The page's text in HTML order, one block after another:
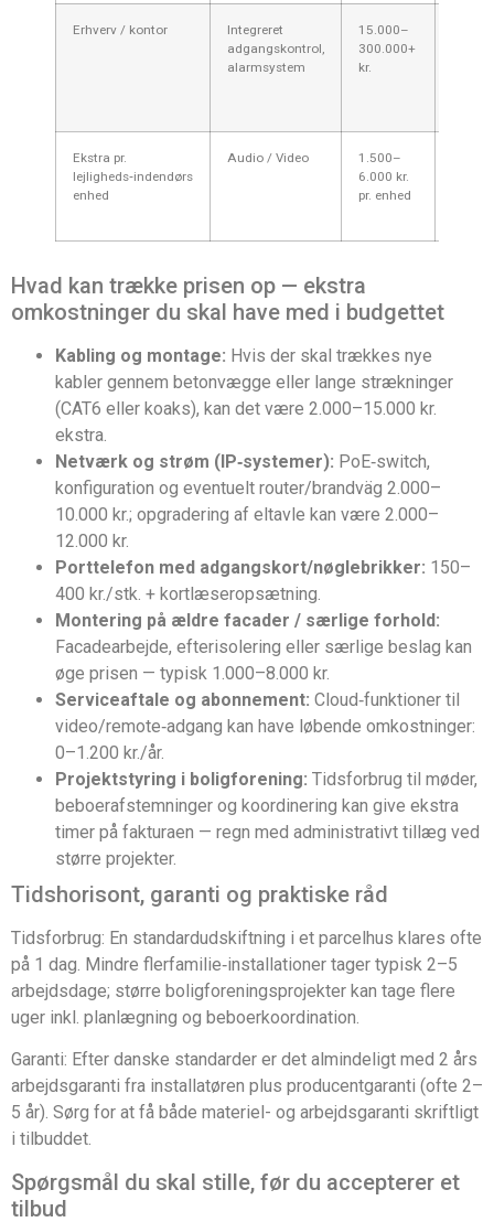
Erhverv / kontor
Integreret
adgangskontrol,
alarmsystem
15.000–
300.000+
kr.
Ekstra pr.
lejligheds‑indendørs
enhed
Audio / Video
1.500–
6.000 kr.
pr. enhed
Hvad kan trække prisen op — ekstra
omkostninger du skal have med i budgettet
Kabling og montage: Hvis der skal trækkes nye
kabler gennem betonvægge eller lange strækninger
(CAT6 eller koaks), kan det være 2.000–15.000 kr.
ekstra.
Netværk og strøm (IP‑systemer): PoE‑switch,
konfiguration og eventuelt router/brandväg 2.000–
10.000 kr.; opgradering af eltavle kan være 2.000–
12.000 kr.
Porttelefon med adgangskort/nøglebrikker: 150–
400 kr./stk. + kortlæseropsætning.
Montering på ældre facader / særlige forhold:
Facadearbejde, efterisolering eller særlige beslag kan
øge prisen — typisk 1.000–8.000 kr.
Serviceaftale og abonnement: Cloud‑funktioner til
video/remote‑adgang kan have løbende omkostninger:
0–1.200 kr./år.
Projektstyring i boligforening: Tidsforbrug til møder,
beboerafstemninger og koordinering kan give ekstra
timer på fakturaen — regn med administrativt tillæg ved
større projekter.
Tidshorisont, garanti og praktiske råd
Tidsforbrug: En standardudskiftning i et parcelhus klares ofte
på 1 dag. Mindre flerfamilie‑installationer tager typisk 2–5
arbejdsdage; større boligforeningsprojekter kan tage flere
uger inkl. planlægning og beboerkoordination.
Garanti: Efter danske standarder er det almindeligt med 2 års
arbejdsgaranti fra installatøren plus producentgaranti (ofte 2–
5 år). Sørg for at få både materiel- og arbejdsgaranti skriftligt
i tilbuddet.
Spørgsmål du skal stille, før du accepterer et
tilbud